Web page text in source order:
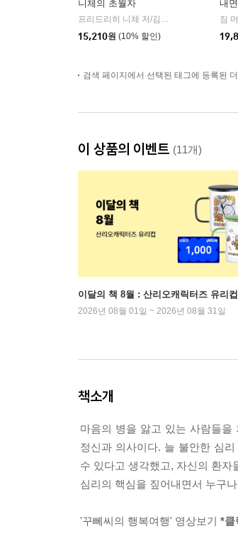
니체의 초월자
프리드리히 니체 저/김철 편역
15,210원 (10% 할인)
내
짐
검색 페이지에서 선택된 태그에 등록된
이 상품의 이벤트 (11개)
이달의 책 8월 : 산리오캐릭터즈 유리컵
2026년 08월 01일 ~ 2026년 08월 31일
책소개
마음의 병을 앓고 있는 사람들
정신과 의사이다. 늘 불안한 심
수 있다고 생각했고, 자신의 환
심리의 핵심을 짚어내면서 누구
'꾸뻬씨의 행복여행' 영상보기 *클